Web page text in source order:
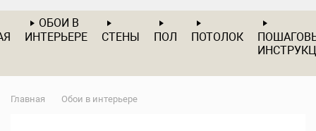
ОБОИ В
ИНТЕРЬЕРЕ
СТЕНЫ ПОЛ ПОТОЛОК
Главная Обои в интерьере